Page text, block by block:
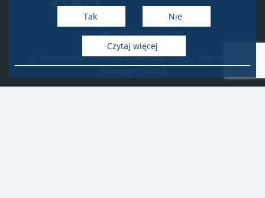
Tak Nie
Czytaj więcej
Uniwersytet Warszawski
Biuro Obsługi Badań
ul. Krakowskie Przedmieście 26/28, 00-927 Warszawa